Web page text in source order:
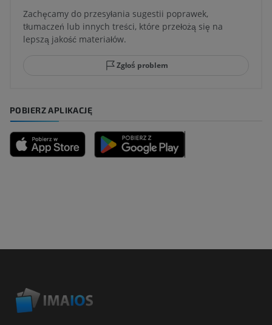
Zachęcamy do przesyłania sugestii poprawek,
tłumaczeń lub innych treści, które przełożą się na
lepszą jakość materiałów.
Zgłoś problem
POBIERZ APLIKACJĘ